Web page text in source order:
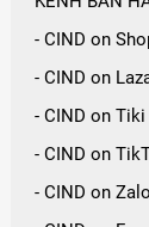
- CIND on
- CIND on
- CIND on Tiki
- CIND on
- CIND on Zalo